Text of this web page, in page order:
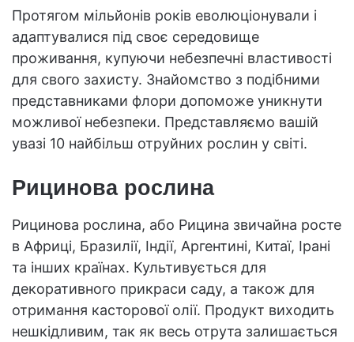
Протягом мільйонів років еволюціонували і
адаптувалися під своє середовище
проживання, купуючи небезпечні властивості
для свого захисту. Знайомство з подібними
представниками флори допоможе уникнути
можливої небезпеки. Представляємо вашій
увазі 10 найбільш отруйних рослин у світі.
Рицинова рослина
Рицинова рослина, або Рицина звичайна росте
в Африці, Бразилії, Індії, Аргентині, Китаї, Ірані
та інших країнах. Культивується для
декоративного прикраси саду, а також для
отримання касторової олії. Продукт виходить
нешкідливим, так як весь отрута залишається